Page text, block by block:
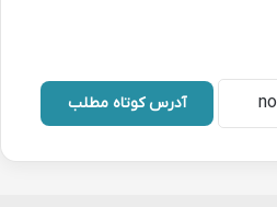
آدرس کوتاه مطلب